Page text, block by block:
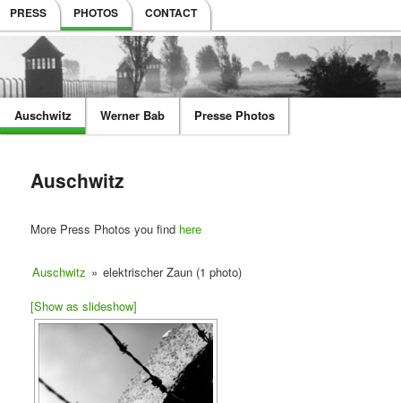
PRESS PHOTOS CONTACT
Auschwitz Werner Bab Presse Photos
Auschwitz
More Press Photos you find here
Auschwitz » elektrischer Zaun (1 photo)
[Show as slideshow]